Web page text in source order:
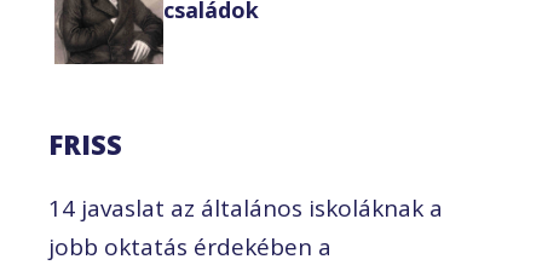
családok
FRISS
14 javaslat az általános iskoláknak a
jobb oktatás érdekében a